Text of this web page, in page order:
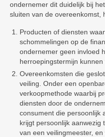
ondernemer dit duidelijk bij
sluiten van de overeenkomst,
Producten of diensten
schommelingen op de
ondernemer geen invloed
herroepingstermijn kunnen
Overeenkomsten die
veiling. Onder een
verkoopmethode waarbij
diensten door de
consument die persoonlijk
krijgt persoonlijk aanwezig
van een veilingmeester,